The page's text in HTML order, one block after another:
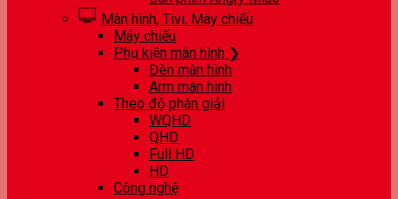
Màn hình, Tivi, Máy chiếu
Máy chiếu
Phụ kiện màn hình ❯
Đèn màn hình
Arm màn hình
Theo độ phân giải
WQHD
QHD
Full HD
HD
Công nghệ